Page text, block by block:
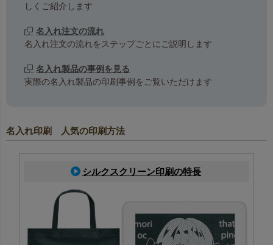
しくご紹介します
名入れ注文の流れ
名入れ注文の流れをステップごとにご説明します
名入れ製品の事例を見る
実際の名入れ製品の印刷事例をご覧いただけます
名入れ印刷 人気の印刷方法
シルクスクリーン印刷の特長